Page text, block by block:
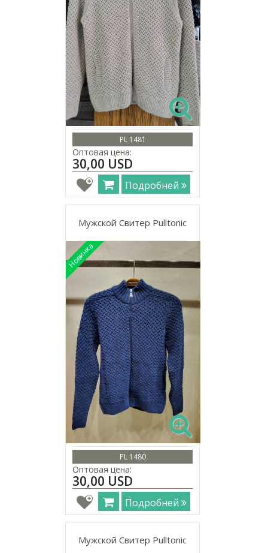
PL 1481
Оптовая цена:
30,00 USD
Подробней
Мужской Свитер Pulltonic
PL 1480
Оптовая цена:
30,00 USD
Подробней
Мужской Свитер Pulltonic